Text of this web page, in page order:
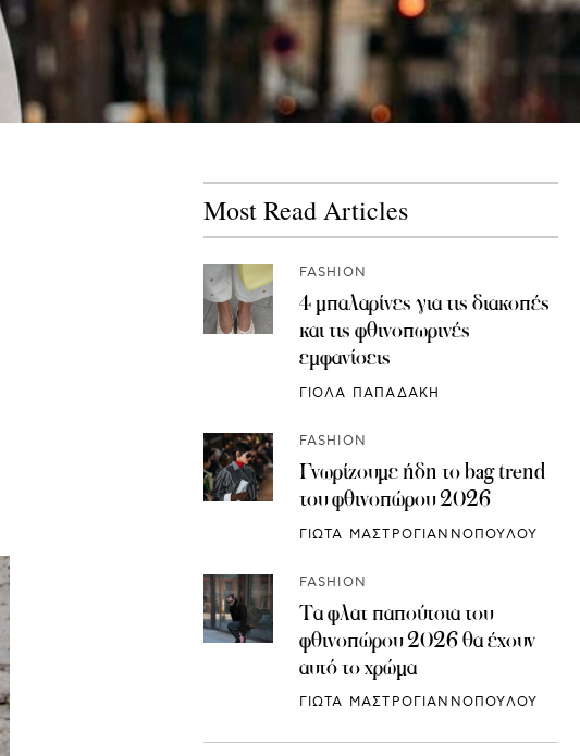
Most Read Articles
FASHION
4 μπαλαρίνες για τις διακοπές
και τις φθινοπωρινές
εμφανίσεις
ΓΙΟΛΑ ΠΑΠΑΔΑΚΗ
FASHION
Γνωρίζουμε ήδη το bag trend
του φθινοπώρου 2026
ΓΙΩΤΑ ΜΑΣΤΡΟΓΙΑΝΝΟΠΟΥΛΟΥ
FASHION
Τα φλατ παπούτσια του
φθινοπώρου 2026 θα έχουν
αυτό το χρώμα
ΓΙΩΤΑ ΜΑΣΤΡΟΓΙΑΝΝΟΠΟΥΛΟΥ